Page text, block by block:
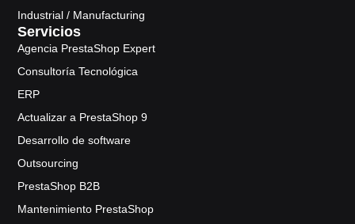
Industrial / Manufacturing
Servicios
Agencia PrestaShop Expert
Consultoría Tecnológica
ERP
Actualizar a PrestaShop 9
Desarrollo de software
Outsourcing
PrestaShop B2B
Mantenimiento PrestaShop